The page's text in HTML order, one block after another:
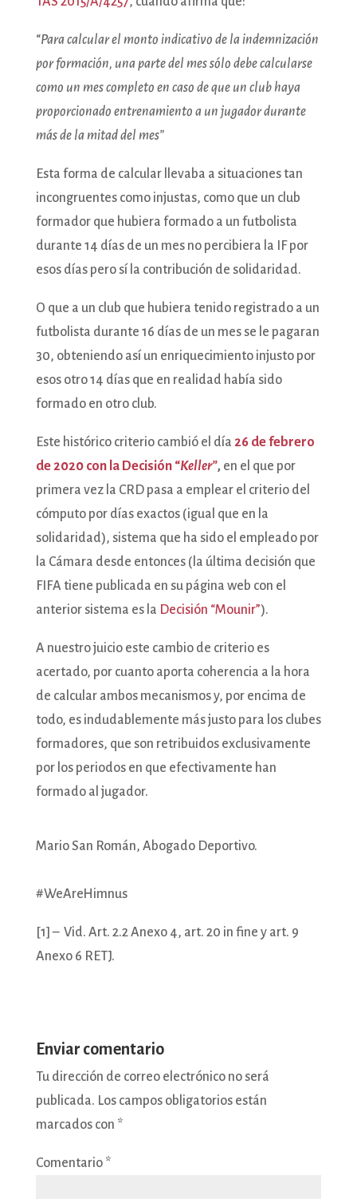
“Para calcular el monto indicativo de la indemnización
por formación, una parte del mes sólo debe calcularse
como un mes completo en caso de que un club haya
proporcionado entrenamiento a un jugador durante
más de la mitad del mes”
Esta forma de calcular llevaba a situaciones tan
incongruentes como injustas, como que un club
formador que hubiera formado a un futbolista
durante 14 días de un mes no percibiera la IF por
esos días pero sí la contribución de solidaridad.
O que a un club que hubiera tenido registrado a un
futbolista durante 16 días de un mes se le pagaran
30, obteniendo así un enriquecimiento injusto por
esos otro 14 días que en realidad había sido
formado en otro club.
Este histórico criterio cambió el día 26 de febrero
de 2020 con la Decisión “Keller”,en el que por
primera vez la CRD pasa a emplear el criterio del
cómputo por días exactos (igual que en la
solidaridad), sistema que ha sido el empleado por
la Cámara desde entonces (la última decisión que
FIFA tiene publicada en su página web con el
anterior sistema es la Decisión “Mounir”).
A nuestro juicio este cambio de criterio es
acertado, por cuanto aporta coherencia a la hora
de calcular ambos mecanismos y, por encima de
todo, es indudablemente más justo para los clubes
formadores, que son retribuidos exclusivamente
por los periodos en que efectivamente han
formado al jugador.
Mario San Román, Abogado Deportivo.
#WeAreHimnus
[1] – Vid. Art. 2.2 Anexo 4, art. 20 in fine y art. 9
Anexo 6 RETJ.
Enviar comentario
Tu dirección de correo electrónico no será
publicada. Los campos obligatorios están
marcados con *
Comentario *